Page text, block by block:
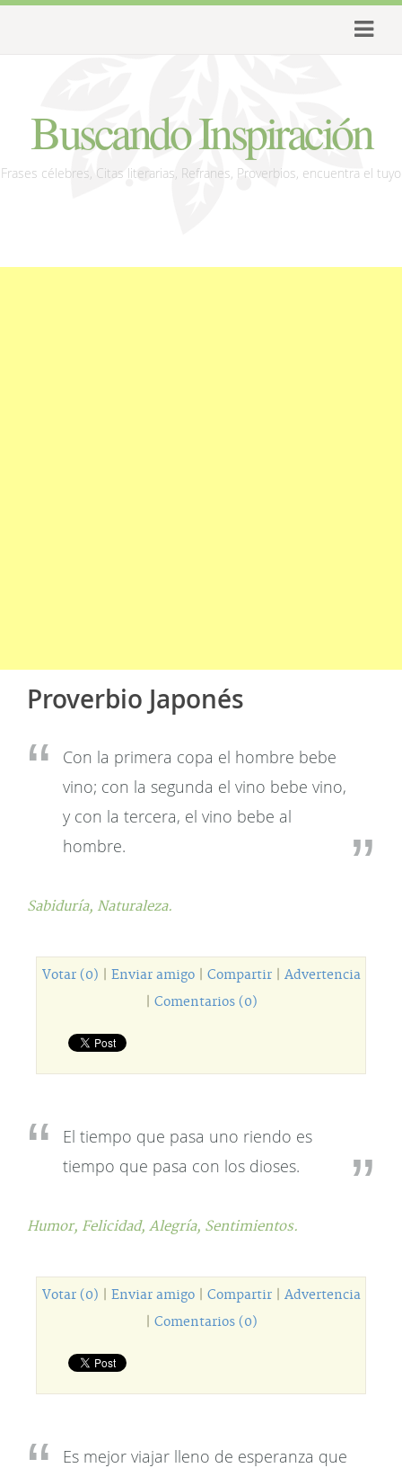
Buscando Inspiración
Frases célebres, Citas literarias, Refranes, Proverbios, encuentra el tuyo
Proverbio Japonés
Con la primera copa el hombre bebe
vino; con la segunda el vino bebe vino,
y con la tercera, el vino bebe al
hombre.
Sabiduría, Naturaleza.
Votar (0) Enviar amigo| Compartir| Advertencia
Comentarios (0)
El tiempo que pasa uno riendo es
tiempo que pasa con los dioses.
Humor, Felicidad, Alegría, Sentimientos.
Votar (0) Enviar amigo| Compartir| Advertencia
Comentarios (0)
Es mejor viajar lleno de esperanza que